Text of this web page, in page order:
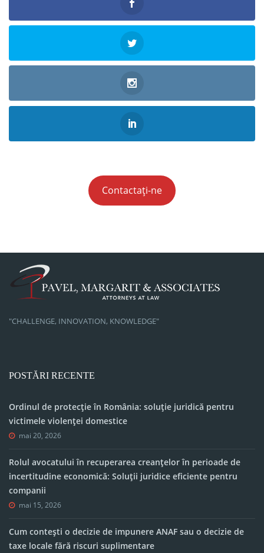
Contactați-ne
"CHALLENGE, INNOVATION, KNOWLEDGE"
POSTĂRI RECENTE
Ordinul de protecție în România: soluție juridică pentru
victimele violenței domestice
mai 20, 2026
Rolul avocatului în recuperarea creanțelor în perioade de
incertitudine economică: Soluții juridice eficiente pentru
companii
mai 15, 2026
Cum contești o decizie de impunere ANAF sau o decizie de
taxe locale fără riscuri suplimentare